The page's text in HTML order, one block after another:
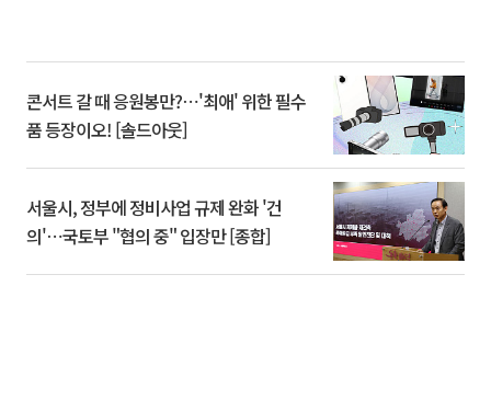
콘서트 갈 때 응원봉만?⋯'최애' 위한 필수
품 등장이오! [솔드아웃]
서울시, 정부에 정비사업 규제 완화 '건
의'⋯국토부 "협의 중" 입장만 [종합]